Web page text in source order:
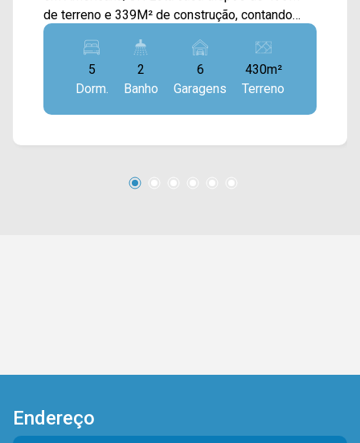
de terreno e 339M² de construção, contando
com sala de estar e de jantar integradas,
cozinha com planejados, quintal e área de
serviço. Aos > 03 quartos; > 01 banheiro social;
> 02 vagas de garagem. Contém uma edícula
aos fundos com sala, cozinha, um grande galpão
social; > 04 vagas de garagem. Localizado
Antônio Lobo, Av. da Saudade e fácil acesso a
5
Dorm.
2
Banho
6
Garagens
430m²
Terreno
Endereço